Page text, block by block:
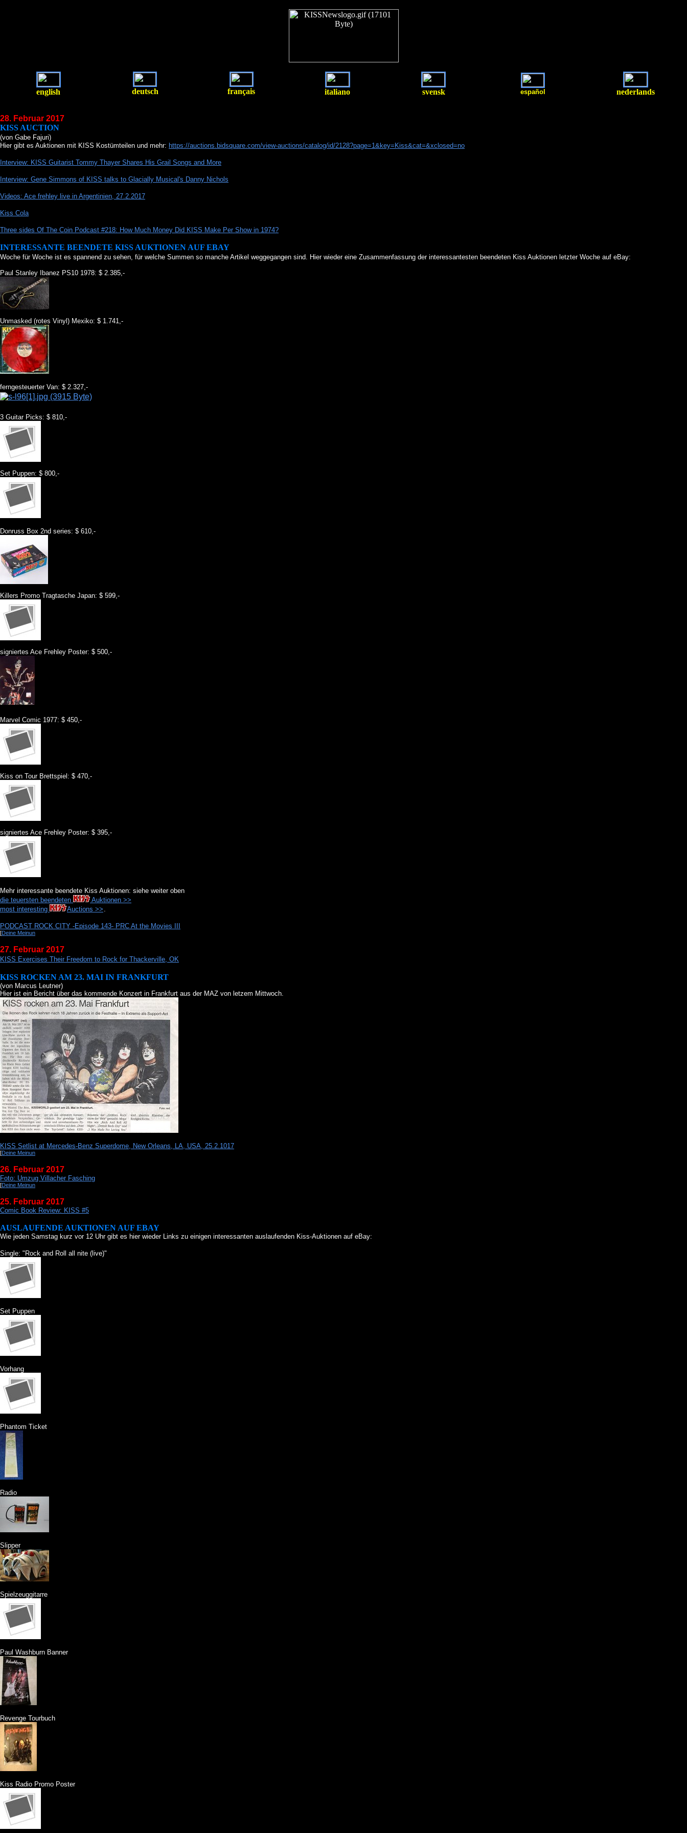
english deutsch français italiano svensk español nederlands
28. Februar 2017
KISS AUCTION
(von Gabe Fajuri)
Hier gibt es Auktionen mit KISS Kostümteilen und mehr: https://auctions.bidsquare.com/view-auctions/catalog/id/2128?page=1&key=Kiss&cat=&xclosed=no
Interview: KISS Guitarist Tommy Thayer Shares His Grail Songs and More
Interview: Gene Simmons of KISS talks to Glacially Musical's Danny Nichols
Videos: Ace frehley live in Argentinien, 27.2.2017
Kiss Cola
Three sides Of The Coin Podcast #218: How Much Money Did KISS Make Per Show in 1974?
INTERESSANTE BEENDETE KISS AUKTIONEN AUF EBAY
Woche für Woche ist es spannend zu sehen, für welche Summen so manche Artikel weggegangen sind. Hier wieder eine Zusammenfassung der interessantesten beendeten Kiss Auktionen letzter Woche auf eBay:
Paul Stanley Ibanez PS10 1978: $ 2.385,-
Unmasked (rotes Vinyl) Mexiko: $ 1.741,-
ferngesteuerter Van: $ 2.327,-
3 Guitar Picks: $ 810,-
Set Puppen: $ 800,-
Donruss Box 2nd series: $ 610,-
Killers Promo Tragtasche Japan: $ 599,-
signiertes Ace Frehley Poster: $ 500,-
Marvel Comic 1977: $ 450,-
Kiss on Tour Brettspiel: $ 470,-
signiertes Ace Frehley Poster: $ 395,-
Mehr interessante beendete Kiss Auktionen: siehe weiter oben
die teuersten beendeten
Auktionen >>
most interesting
Auctions >> .
PODCAST ROCK CITY -Episode 143- PRC At the Movies III
[Deine Meinun
27. Februar 2017
KISS Exercises Their Freedom to Rock for Thackerville, OK
KISS ROCKEN AM 23. MAI IN FRANKFURT
(von Marcus Leutner)
Hier ist ein Bericht über das kommende Konzert in Frankfurt aus der MAZ von letzem Mittwoch.
KISS Setlist at Mercedes-Benz Superdome, New Orleans, LA, USA, 25.2.1017
[Deine Meinun
26. Februar 2017
Foto: Umzug Villacher Fasching
[Deine Meinun
25. Februar 2017
Comic Book Review: KISS #5
AUSLAUFENDE AUKTIONEN AUF EBAY
Wie jeden Samstag kurz vor 12 Uhr gibt es hier wieder Links zu einigen interessanten auslaufenden Kiss-Auktionen auf eBay:
Single: "Rock and Roll all nite (live)"
Set Puppen
Vorhang
Phantom Ticket
Radio
Slipper
Spielzeuggitarre
Paul Washburn Banner
Revenge Tourbuch
Kiss Radio Promo Poster